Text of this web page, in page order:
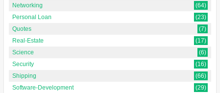
Networking
(64)
Personal Loan
(23)
Quotes
(7)
Real-Estate
(17)
Science
(6)
Security
(16)
Shipping
(66)
Software-Development
(29)